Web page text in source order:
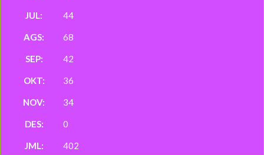
44
68
42
36
34
0
402